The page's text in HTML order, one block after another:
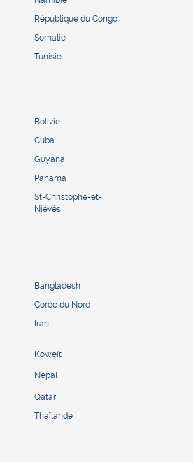
République du Congo
Somalie
Tunisie
Bolivie
Cuba
Guyana
Panamá
St-Christophe-et-
Niévès
Bangladesh
Corée du Nord
Iran
Koweït
Népal
Qatar
Thaïlande